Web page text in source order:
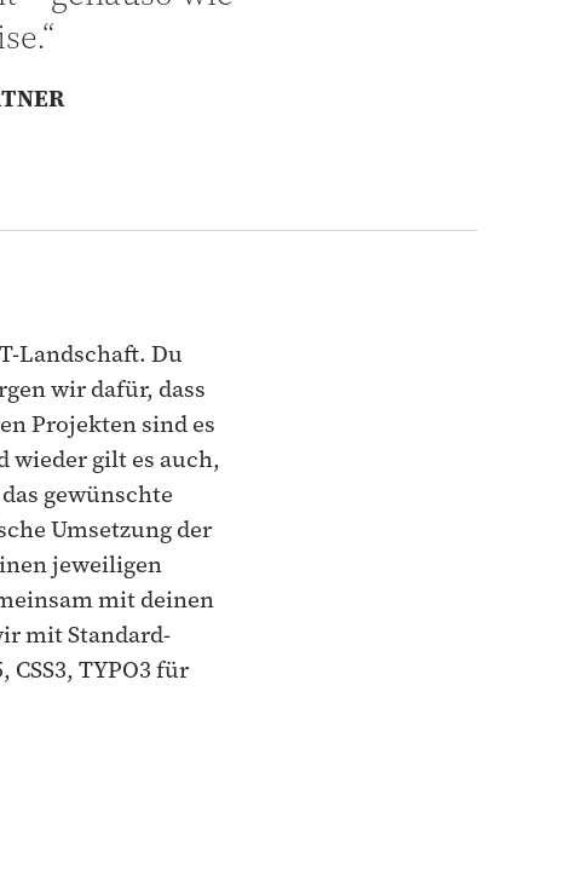
Landschaft. Du
wir dafür, dass
Projekten sind es
wieder gilt es auch,
gewünschte
Umsetzung der
jeweiligen
mit deinen
mit Standard-
TYPO3 für